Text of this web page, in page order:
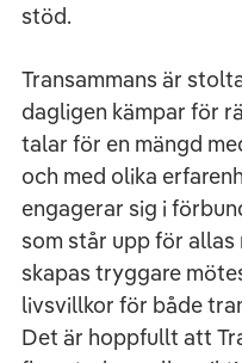
stöd.
Transammans är
dagligen kämpar för
talar för en mängd
och med olika
engagerar sig i
som står upp för
skapas tryggare
livsvillkor för både
Det är hoppfullt att